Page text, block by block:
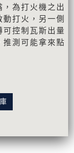
為打火機之出
打火，另一側
控制瓦斯出量
推測可能拿來點